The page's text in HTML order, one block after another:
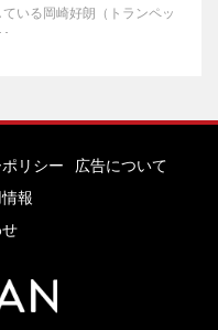
いる岡崎好朗（トランペッ
リシー
広告について
報